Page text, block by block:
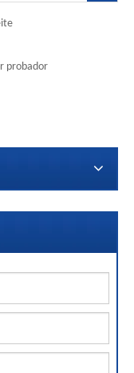
probador